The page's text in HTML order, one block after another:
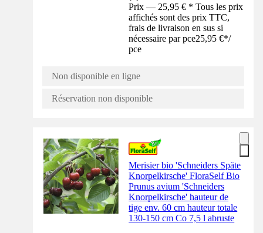
Prix — 25,95 € * Tous les prix
affichés sont des prix TTC,
frais de livraison en sus si
nécessaire par pce25,95 €*/
pce
Non disponible en ligne
Réservation non disponible
Merisier bio 'Schneiders Späte
Knorpelkirsche' FloraSelf Bio
Prunus avium 'Schneiders
Knorpelkirsche' hauteur de
tige env. 60 cm hauteur totale
130-150 cm Co 7,5 l abruste